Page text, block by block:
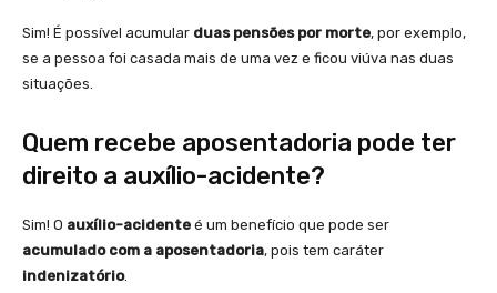
Sim! É possível acumular duas pensões por morte, por exemplo,
se a pessoa foi casada mais de uma vez e ficou viúva nas duas
situações.
Quem recebe aposentadoria pode ter
direito a auxílio-acidente?
Sim! O auxílio-acidente é um benefício que pode ser
acumulado com a aposentadoria, pois tem caráter
indenizatório.